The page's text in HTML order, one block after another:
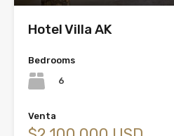
Hotel Villa AK
Bedrooms
6
Venta